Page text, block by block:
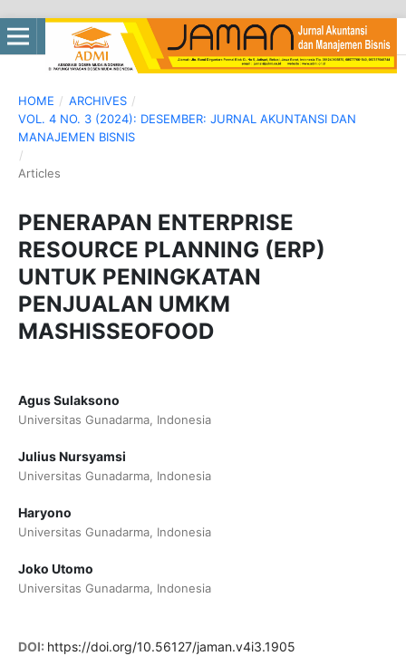
HOME / ARCHIVES /
VOL. 4 NO. 3 (2024): DESEMBER: JURNAL AKUNTANSI DAN
MANAJEMEN BISNIS
/
Articles
PENERAPAN ENTERPRISE
RESOURCE PLANNING (ERP)
UNTUK PENINGKATAN
PENJUALAN UMKM
MASHISSEOFOOD
Agus Sulaksono
Universitas Gunadarma, Indonesia
Julius Nursyamsi
Universitas Gunadarma, Indonesia
Haryono
Universitas Gunadarma, Indonesia
Joko Utomo
Universitas Gunadarma, Indonesia
DOI: https://doi.org/10.56127/jaman.v4i3.1905